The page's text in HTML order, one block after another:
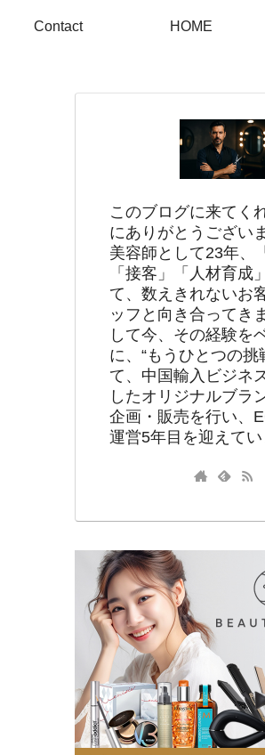
Contact HOME
このブログに来てく
にありがとうござい
美容師として23年、
「接客」「人材育成
て、数えきれないお
ッフと向き合ってき
して今、その経験を
に、“もうひとつの挑
て、中国輸入ビジネ
したオリジナルブラ
企画・販売を行い、
運営5年目を迎えてい